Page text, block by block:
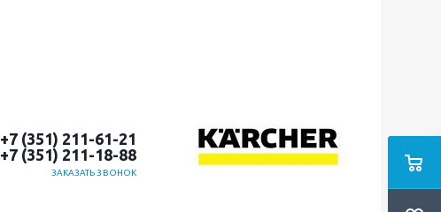
+7 (351) 211-61-21
+7 (351) 211-18-88
ЗАКАЗАТЬ ЗВОНОК